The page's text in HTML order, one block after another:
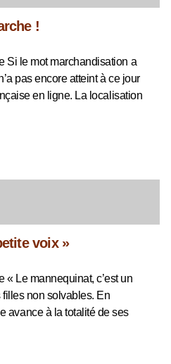
!
Si le mot marchandisation a
pas encore atteint à ce jour
en ligne. La localisation
voix »
« Le mannequinat, c’est un
non solvables. En
avance à la totalité de ses